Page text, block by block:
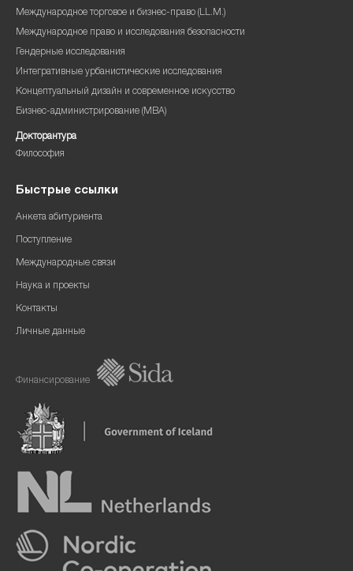
Международное торговое и бизнес-право (LL.M.)
Международное право и исследования безопасности
Гендерные исследования
Интегративные урбанистические исследования
Концептуальный дизайн и современное искусство
Бизнес-администрирование (MBA)
Докторантура
Философия
Быстрые ссылки
Анкета абитуриента
Поступление
Международные связи
Наука и проекты
Контакты
Личные данные
Финансирование